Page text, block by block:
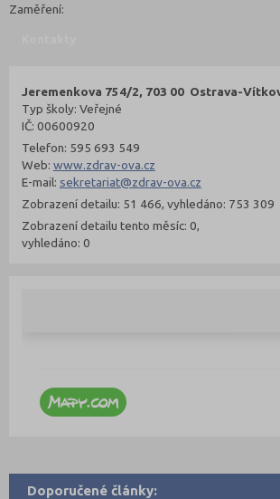
Zaměření:
Jeremenkova 754/2, 703 00 Ostrava-
Typ školy: Veřejné
IČ: 00600920
Telefon: 595 693 549
Web: www.zdrav-ova.cz
E-mail: sekretariat@zdrav-ova.cz
Zobrazení detailu: 51 466, vyhledáno: 753 309
Zobrazení detailu tento měsíc: 0,
vyhledáno: 0
Doporučené články: